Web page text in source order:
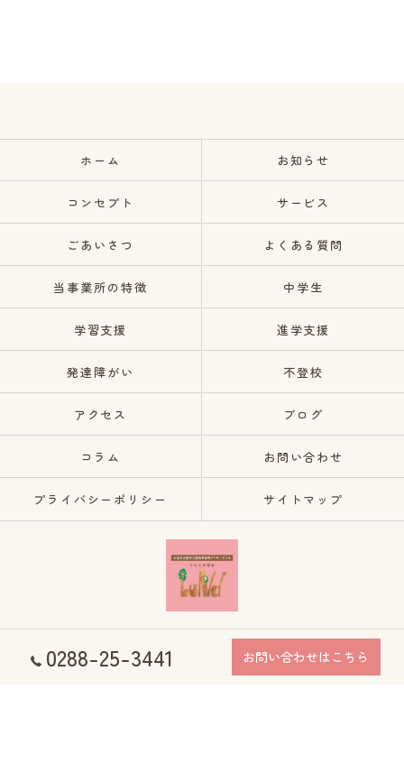
0288-25-3441 お問い合わせはこちら
ホーム お知らせ
コンセプト サービス
ごあいさつ よくある質問
当事業所の特徴 中学生
学習支援 進学支援
発達障がい 不登校
アクセス ブログ
コラム お問い合わせ
プライバシーポリシー サイトマップ
© 2026 栃木県日光市の放課後等デイサービスならひなた学習会Lund ALL RIGHTS